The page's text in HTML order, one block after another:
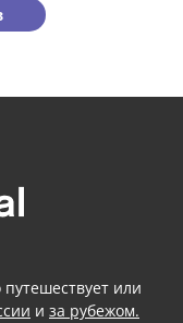
или
и за рубежом.